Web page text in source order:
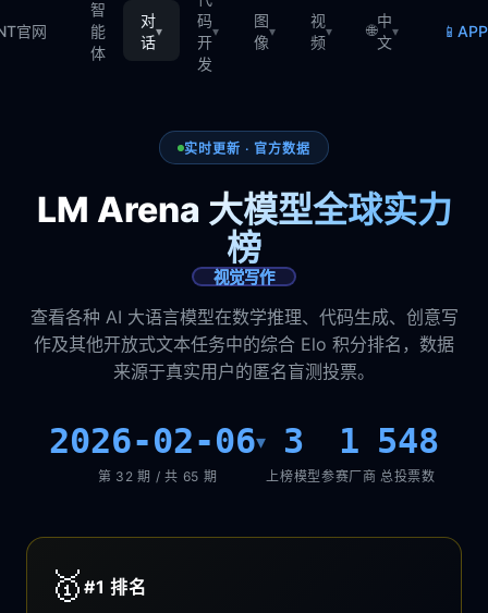
官网
智
能
体
对
话
▾
码
开
发
▾
图
像
▾
视
频
▾ 🌐
中
文
▾ 📱
实时更新 · 官方数据
LM Arena 大模型全球实力
榜
视觉写作
查看各种 AI 大语言模型在数学推理、代码生成、创意写
作及其他开放式文本任务中的综合 Elo 积分排名，数据
来源于真实用户的匿名盲测投票。
2026-02-06▾
第 32 期 / 共 65 期
3
上榜模型
1
参赛厂商
548
总投票数
🥇 #1排名